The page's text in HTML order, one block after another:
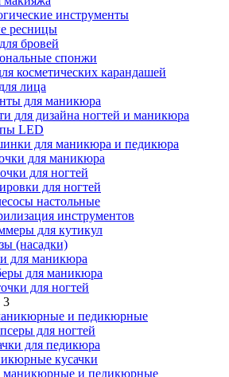
инструменты
ресницы
бровей
спонжи
косметических карандашей
лица
для маникюра
для дизайна ногтей и маникюра
LED
для маникюра и педикюра
для маникюра
для ногтей
для ногтей
настольные
инструментов
для кутикул
(насадки)
для маникюра
для маникюра
для ногтей
3
и педикюрные
для ногтей
для педикюра
кусачки
и педикюрные